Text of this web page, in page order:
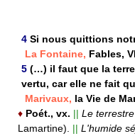
4 Si nous quittions
La Fontaine, Fables,
5 (…) il faut que la
vertu, car elle ne fait
Marivaux, la Vie de
♦ Poét., vx. || Le
Lamartine).
|| L'humide